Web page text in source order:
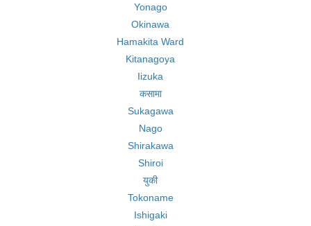
Yonago
Okinawa
Hamakita Ward
Kitanagoya
Iizuka
कसामा
Sukagawa
Nago
Shirakawa
Shiroi
युकी
Tokoname
Ishigaki